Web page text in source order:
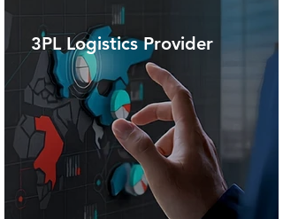
3PL Logistics Provider